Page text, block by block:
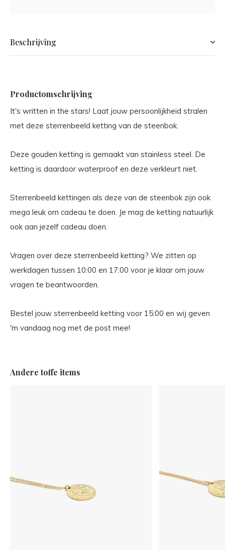
Beschrijving
Productomschrijving
It's written in the stars! Laat jouw persoonlijkheid stralen
met deze sterrenbeeld ketting van de steenbok.
Deze gouden ketting is gemaakt van stainless steel. De
ketting is daardoor waterproof en deze verkleurt niet.
Sterrenbeeld kettingen als deze van de steenbok zijn ook
mega leuk om cadeau te doen. Je mag de ketting natuurlijk
ook aan jezelf cadeau doen.
Vragen over deze sterrenbeeld ketting? We zitten op
werkdagen tussen 10:00 en 17:00 voor je klaar om jouw
vragen te beantwoorden.
Bestel jouw sterrenbeeld ketting voor 15:00 en wij geven
'm vandaag nog met de post mee!
Andere toffe items